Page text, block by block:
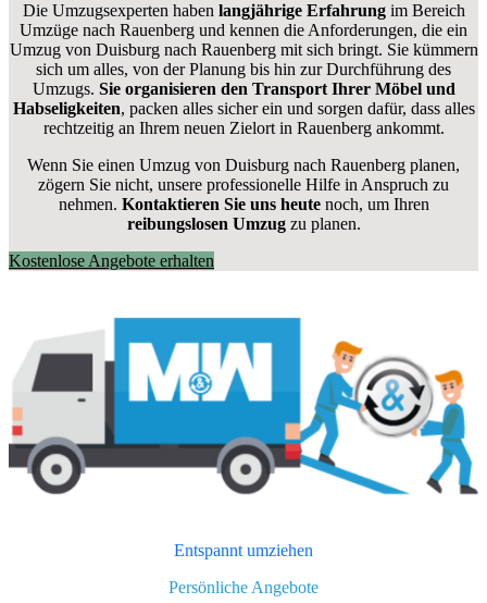
Die Umzugsexperten haben langjährige Erfahrungim Bereich
Umzüge nach Rauenberg und kennen die Anforderungen, die ein
Umzug von Duisburg nach Rauenberg mit sich bringt. Sie kümmern
sich um alles, von der Planung bis hin zur Durchführung des
Umzugs. Sie organisieren den Transport Ihrer Möbel und
Habseligkeiten, packen alles sicher ein und sorgen dafür, dass alles
rechtzeitig an Ihrem neuen Zielort in Rauenberg ankommt.
Wenn Sie einen Umzug von Duisburg nach Rauenberg planen,
zögern Sie nicht, unsere professionelle Hilfe in Anspruch zu
nehmen. Kontaktieren Sie uns heutenoch, um Ihren
reibungslosen Umzugzu planen.
Kostenlose Angebote erhalten
Entspannt umziehen
Persönliche Angebote